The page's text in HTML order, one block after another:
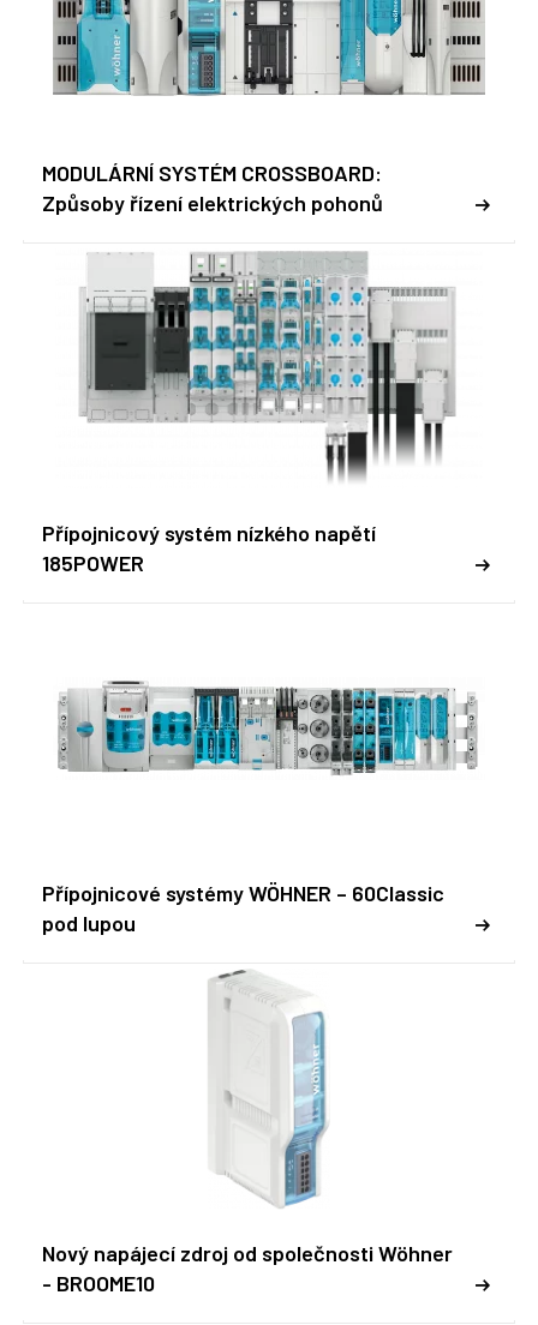
MODULÁRNÍ SYSTÉM CROSSBOARD:
Způsoby řízení elektrických pohonů
Přípojnicový systém nízkého napětí
185POWER
Přípojnicové systémy WÖHNER – 60Classic
pod lupou
Nový napájecí zdroj od společnosti Wöhner
- BROOME10